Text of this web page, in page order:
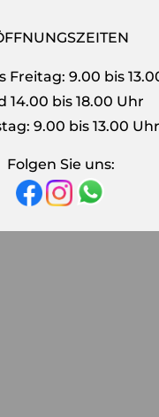
Freitag: 9.00 bis
14.00 bis 18.00 Uhr
9.00 bis 13.00 Uhr
Folgen Sie uns: